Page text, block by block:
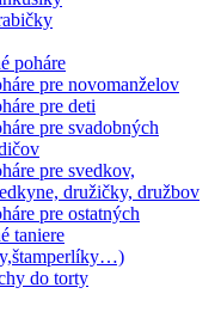
poháre
pre novomanželov
pre deti
pre svadobných
pre svedkov,
družičky, družbov
pre ostatných
taniere
do torty